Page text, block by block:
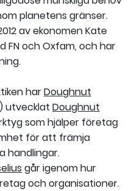
planetens gränser.
av ekonomen Kate
FN och Oxfam, och har
harDoughnut
utvecklat Doughnut
som hjälper företag
för att främja
handlingar.
går igenom hur
och organisationer.